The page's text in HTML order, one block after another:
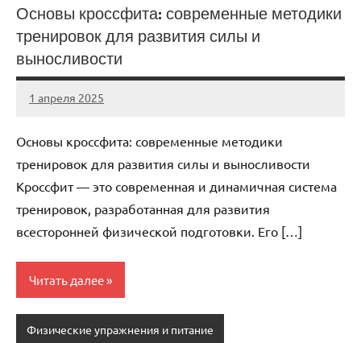
Основы кроссфита: современные методики
тренировок для развития силы и
выносливости
1 апреля 2025
biewerplanet
Нет
Основы кроссфита: современные методики
тренировок для развития силы и выносливости
Кроссфит — это современная и динамичная система
тренировок, разработанная для развития
всесторонней физической подготовки. Его […]
Читать далее
Физические упражнения и питание